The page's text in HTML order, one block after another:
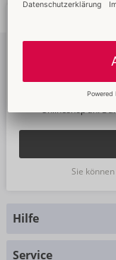
Um unseren
Onlineshop an.
Sie
Hilfe
Service